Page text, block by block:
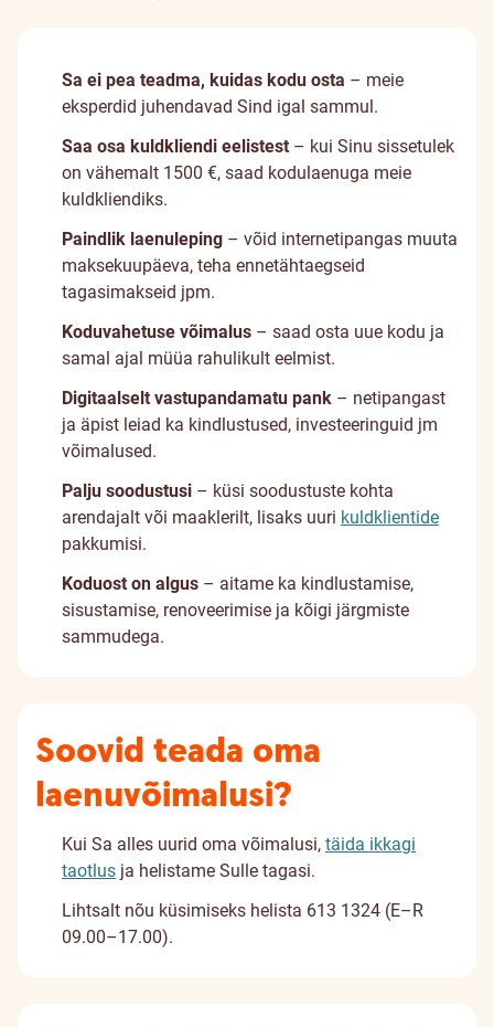
Sa ei pea teadma, kuidas kodu osta – meie
eksperdid juhendavad Sind igal sammul.
Saa osa kuldkliendi eelistest – kui Sinu sissetulek
on vähemalt 1500 €, saad kodulaenuga meie
kuldkliendiks.
Paindlik laenuleping – võid internetipangas muuta
maksekuupäeva, teha ennetähtaegseid
tagasimakseid jpm.
Koduvahetuse võimalus – saad osta uue kodu ja
samal ajal müüa rahulikult eelmist.
Digitaalselt vastupandamatu pank – netipangast
ja äpist leiad ka kindlustused, investeeringuid jm
võimalused.
Palju soodustusi – küsi soodustuste kohta
arendajalt või maaklerilt, lisaks uuri kuldklientide
pakkumisi.
Koduost on algus – aitame ka kindlustamise,
sisustamise, renoveerimise ja kõigi järgmiste
sammudega.
Soovid teada oma
laenuvõimalusi?
Kui Sa alles uurid oma võimalusi, täida ikkagi
taotlus ja helistame Sulle tagasi.
Lihtsalt nõu küsimiseks helista 613 1324 (E–R
09.00–17.00).